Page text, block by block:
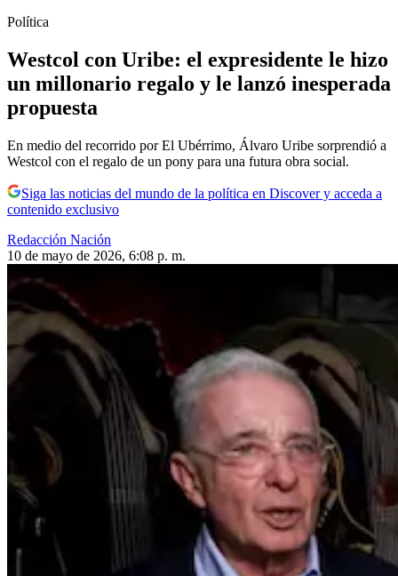
Política
Westcol con Uribe: el expresidente le hizo
un millonario regalo y le lanzó inesperada
propuesta
En medio del recorrido por El Ubérrimo, Álvaro Uribe sorprendió a
Westcol con el regalo de un pony para una futura obra social.
Siga las noticias del mundo de la política en Discover y acceda a
contenido exclusivo
Redacción Nación
10 de mayo de 2026, 6:08 p. m.